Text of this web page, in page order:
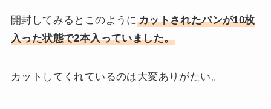
開封してみるとこのようにカットされたパンが10枚
入った状態で2本入っていました。
カットしてくれているのは大変ありがたい。